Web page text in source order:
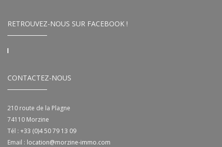
RETROUVEZ-NOUS SUR FACEBOOK !
CONTACTEZ-NOUS
210 route de la Plagne
74110 Morzine
Tél : +33 (0)4 50 79 13 09
Email : location@morzine-immo.com